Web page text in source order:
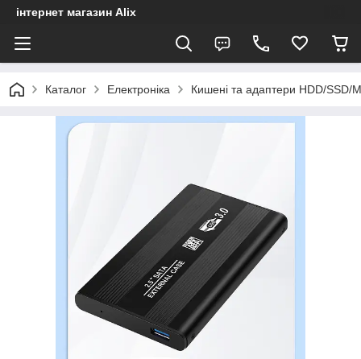
інтернет магазин Alix
Каталог Електроніка Кишені та адаптери HDD/SSD/